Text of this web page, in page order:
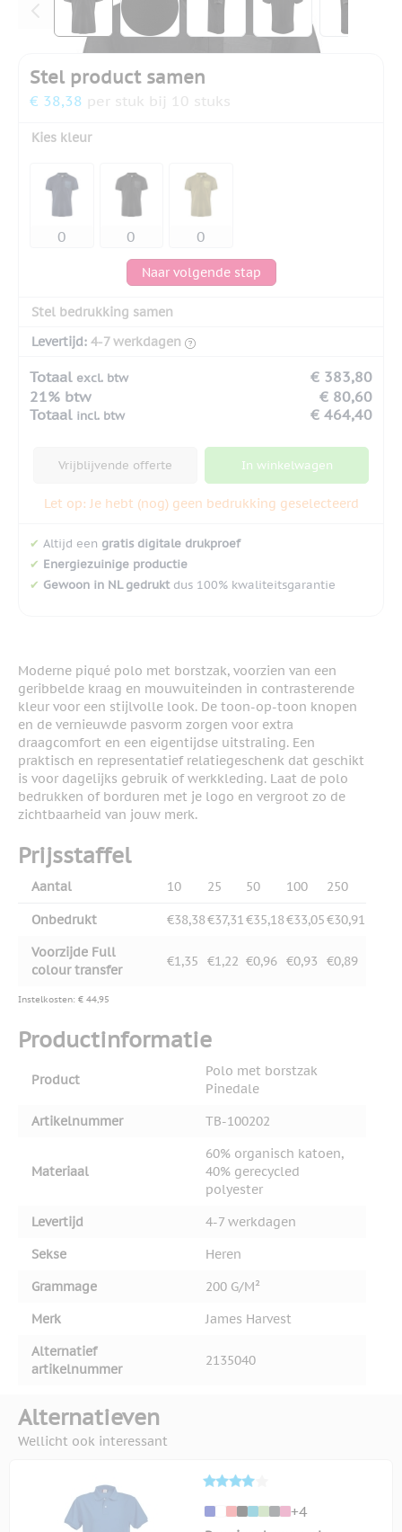
Stel product samen
€ 38,38 per stuk bij 10 stuks
Kies kleur
Naar volgende stap
Stel bedrukking samen
Levertijd: 4-7 werkdagen
Totaal excl. btw
€ 383,80
21% btw
€ 80,60
Totaal incl. btw € 464,40
Vrijblijvende offerte In winkelwagen
Let op: Je hebt (nog) geen bedrukking geselecteerd
✔ Altijd een gratis digitale drukproef
✔ Energiezuinige productie
✔ Gewoon in NL gedruktdus 100% kwaliteitsgarantie
Moderne piqué polo met borstzak, voorzien van een
geribbelde kraag en mouwuiteinden in contrasterende
kleur voor een stijlvolle look. De toon-op-toon knopen
en de vernieuwde pasvorm zorgen voor extra
draagcomfort en een eigentijdse uitstraling. Een
praktisch en representatief relatiegeschenk dat geschikt
is voor dagelijks gebruik of werkkleding. Laat de polo
bedrukken of borduren met je logo en vergroot zo de
zichtbaarheid van jouw merk.
Prijsstaffel
Aantal 10 25 50 100 250
Onbedrukt €38,38€37,31€35,18€33,05€30,91
Voorzijde Full
colour transfer
€1,35 €1,22 €0,96 €0,93 €0,89
Instelkosten: € 44,95
Productinformatie
Product
Polo met borstzak
Pinedale
Artikelnummer
TB-100202
Materiaal
60% organisch katoen,
40% gerecycled
polyester
Levertijd
4-7 werkdagen
Sekse
Heren
Grammage
200 G/M²
Merk
James Harvest
Alternatief
artikelnummer
2135040
Alternatieven
Wellicht ook interessant
+4